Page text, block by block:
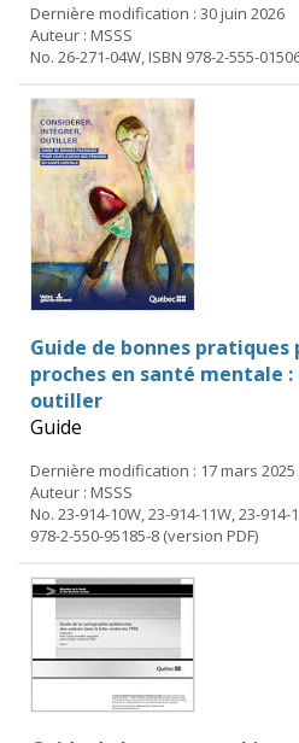
Dernière modification : 30 juin 2026
Auteur : MSSS
No. 26-271-04W, ISBN 978-2-555-
Guide de bonnes
proches en santé mentale
outiller
Guide
Dernière modification : 17 mars 2025
Auteur : MSSS
No. 23-914-10W, 23-914-11W, 23-914-
978-2-550-95185-8 (version PDF)